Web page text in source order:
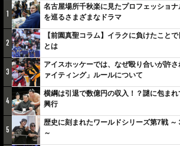
1
名古屋場所千秋楽に見たプロフェッショ
を巡るさまざまなドラマ
2
【前園真聖コラム】イラクに負けたこと
とは
3
アイスホッケーでは、なぜ殴り合いが許
ァイティング」ルールについて
4
横綱は引退で数億円の収入！？謎に包ま
興行
5
歴史に刻まれたワールドシリーズ第7戦 ～
～